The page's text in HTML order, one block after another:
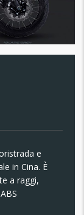
e
in Cina. È
a raggi,